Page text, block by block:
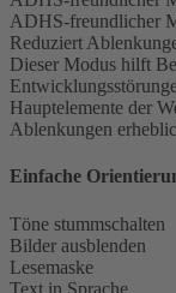
ADHS-freundlicher
Reduziert
Dieser Modus hilft
Hauptelemente der
Ablenkungen
Einfache
Töne stummschalten
Bilder ausblenden
Lesemaske
Text in Sprache